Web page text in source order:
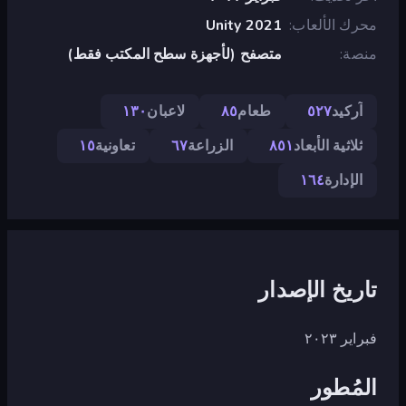
محرك الألعاب Unity 2021
منصة
متصفح (لأجهزة سطح المكتب فقط)
آركيد٥٢٧ طعام٨٥ لاعبان١٣٠
ثلاثية الأبعاد٨٥١ الزراعة٦٧ تعاونية١٥
الإدارة١٦٤
تاريخ الإصدار
فبراير ٢٠٢٣
المُطور